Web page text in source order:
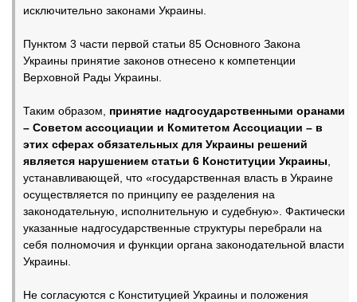
исключительно законами Украины.
Пунктом 3 части первой статьи 85 Основного Закона
Украины принятие законов отнесено к компетенции
Верховной Рады Украины.
Таким образом, принятие надгосударственными оранами
– Советом ассоциации и Комитетом Ассоциации – в
этих сферах обязательных для Украины решений
является нарушением статьи 6 Конституции Украины
устанавливающей, что «государственная власть в Украине
осуществляется по принципу ее разделения на
законодательную, исполнительную и судебную». Фактически
указанные надгосударственные структуры перебрали на
себя полномочия и функции органа законодательной власти
Украины.
Не согласуются с Конституцией Украины и положения